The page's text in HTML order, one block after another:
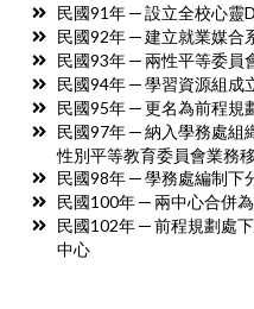
民國91年 ─ 設立全校心靈
民國92年 ─ 建立就業媒合
民國93年 ─ 兩性平等委員
民國94年 ─ 學習資源組成
民國95年 ─ 更名為前程規
民國97年 ─ 納入學務處組
性別平等教育委員會業務
民國98年 ─ 學務處編制下
民國100年 ─ 兩中心合併
民國102年 ─ 前程規劃處
中心